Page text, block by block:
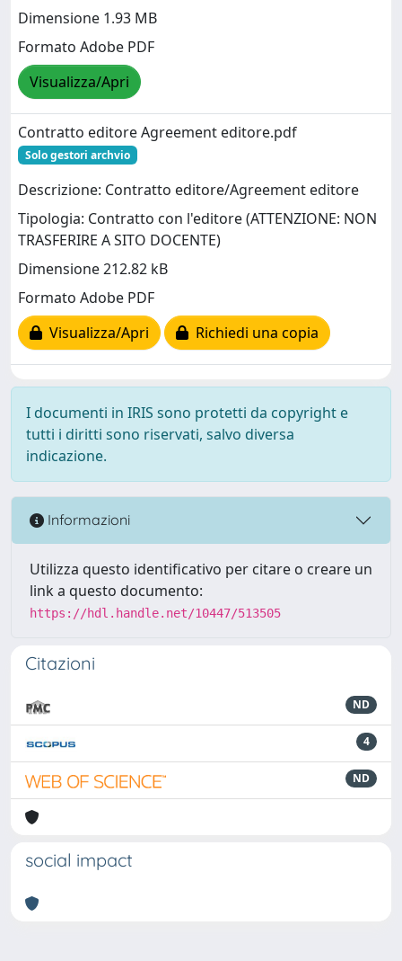
Dimensione 1.93 MB
Formato Adobe PDF
Visualizza/Apri
Contratto editore Agreement editore.pdf
Solo gestori archvio
Descrizione: Contratto editore/Agreement editore
Tipologia: Contratto con l'editore (ATTENZIONE: NON
TRASFERIRE A SITO DOCENTE)
Dimensione 212.82 kB
Formato Adobe PDF
Visualizza/Apri
Richiedi una copia
I documenti in IRIS sono protetti da copyright e
tutti i diritti sono riservati, salvo diversa
indicazione.
Informazioni
Utilizza questo identificativo per citare o creare un
link a questo documento:
https://hdl.handle.net/10447/513505
Citazioni
ND
4
ND
social impact